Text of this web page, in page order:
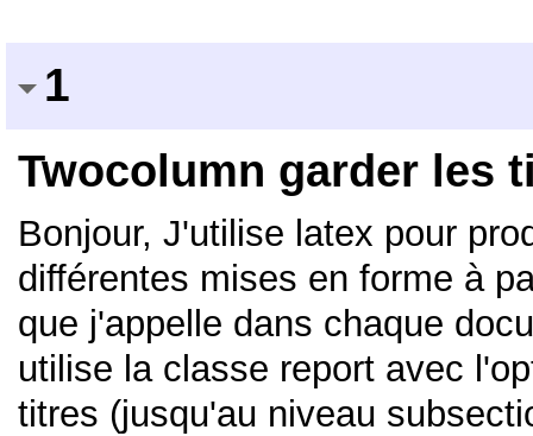
1
Twocolumn garder les
Bonjour, J'utilise latex pour
différentes mises en forme à
que j'appelle dans chaque
utilise la classe report avec
titres (jusqu'au niveau